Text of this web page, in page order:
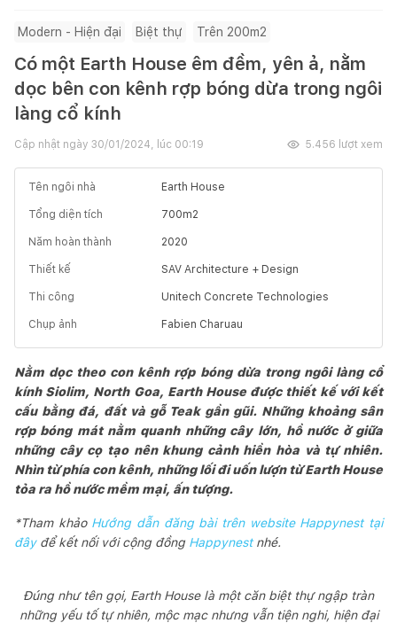
Modern - Hiện đại Biệt thự Trên 200m2
Có một Earth House êm đềm, yên ả, nằm
dọc bên con kênh rợp bóng dừa trong ngôi
làng cổ kính
Cập nhật ngày 30/01/2024, lúc 00:19 5.456 lượt xem
Tên ngôi nhà Earth House
Tổng diện tích 700m2
Năm hoàn thành 2020
Thiết kế SAV Architecture + Design
Thi công Unitech Concrete Technologies
Chụp ảnh Fabien Charuau
Nằm dọc theo con kênh rợp bóng dừa trong ngôi làng cổ
kính Siolim, North Goa, Earth House được thiết kế với kết
cấu bằng đá, đất và gỗ Teak gần gũi. Những khoảng sân
rợp bóng mát nằm quanh những cây lớn, hồ nước ở giữa
những cây cọ tạo nên khung cảnh hiền hòa và tự nhiên.
Nhìn từ phía con kênh, những lối đi uốn lượn từ Earth House
tỏa ra hồ nước mềm mại, ấn tượng.
*Tham khảo Hướng dẫn đăng bài trên website Happynest tại
đâyđể kết nối với cộng đồng Happynestnhé.
Đúng như tên gọi, Earth House là một căn biệt thự ngập tràn
những yếu tố tự nhiên, mộc mạc nhưng vẫn tiện nghi, hiện đại